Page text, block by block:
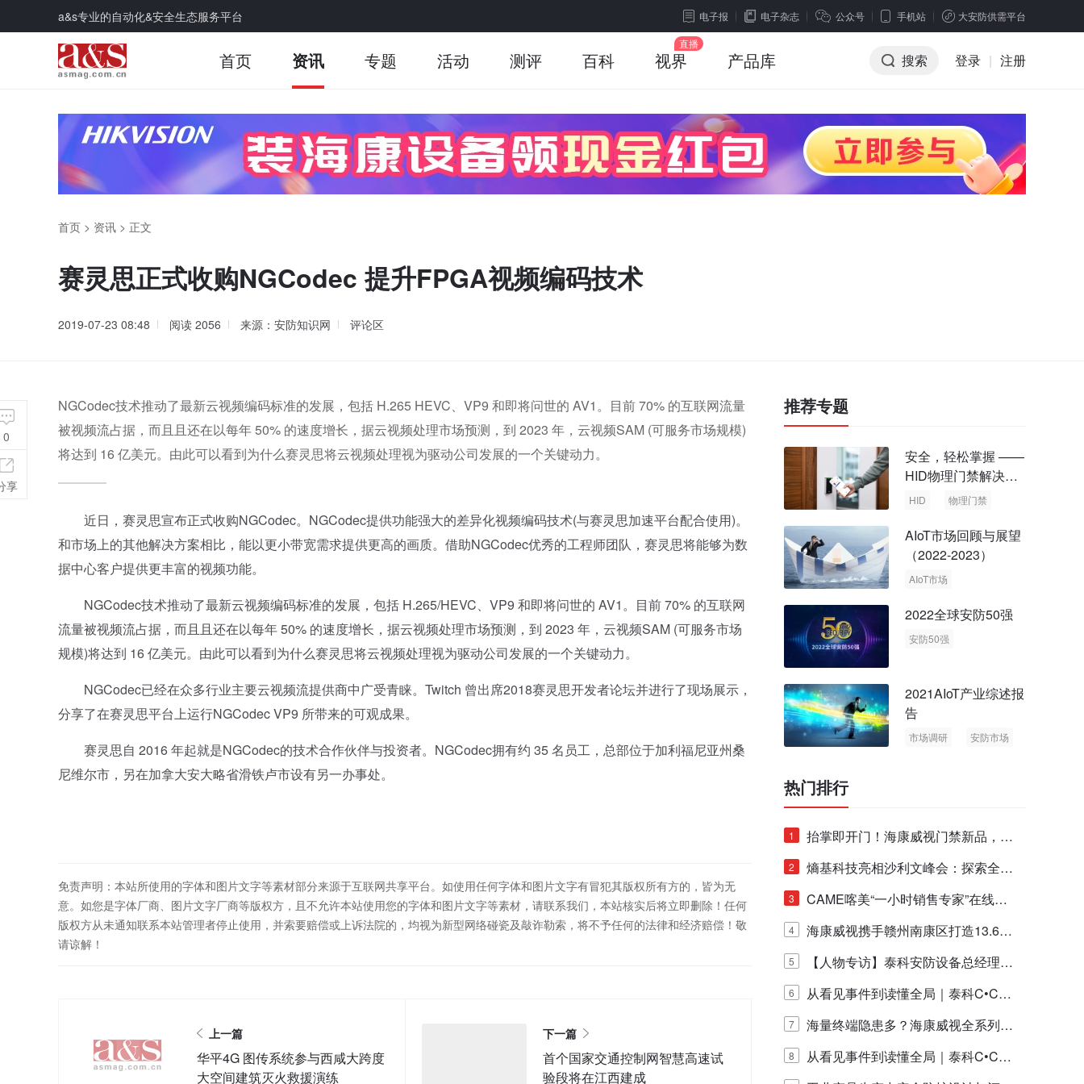
a&s专业的自动化&安全生态服务平台 电子报 电子杂志 公众号 手机站 大安防供需平台
首页 资讯 专题 活动 测评 百科 视界 产品库 搜索 登录 | 注册
首页 > 资讯 > 正文
赛灵思正式收购NGCodec 提升FPGA视频编码技术
2019-07-23 08:48 阅读 2056 来源：安防知识网 评论区
NGCodec技术推动了最新云视频编码标准的发展，包括 H.265 HEVC、VP9 和即将问世的 AV1。目前 70% 的互联网流量
被视频流占据，而且且还在以每年 50% 的速度增长，据云视频处理市场预测，到 2023 年，云视频SAM (可服务市场规模)
将达到 16 亿美元。由此可以看到为什么赛灵思将云视频处理视为驱动公司发展的一个关键动力。
近日，赛灵思宣布正式收购NGCodec。NGCodec提供功能强大的差异化视频编码技术(与赛灵思加速平台配合使用)。
和市场上的其他解决方案相比，能以更小带宽需求提供更高的画质。借助NGCodec优秀的工程师团队，赛灵思将能够为数
据中心客户提供更丰富的视频功能。
NGCodec技术推动了最新云视频编码标准的发展，包括 H.265/HEVC、VP9 和即将问世的 AV1。目前 70% 的互联网
流量被视频流占据，而且且还在以每年 50% 的速度增长，据云视频处理市场预测，到 2023 年，云视频SAM (可服务市场
规模)将达到 16 亿美元。由此可以看到为什么赛灵思将云视频处理视为驱动公司发展的一个关键动力。
NGCodec已经在众多行业主要云视频流提供商中广受青睐。Twitch 曾出席2018赛灵思开发者论坛并进行了现场展示，
分享了在赛灵思平台上运行NGCodec VP9 所带来的可观成果。
赛灵思自 2016 年起就是NGCodec的技术合作伙伴与投资者。NGCodec拥有约 35 名员工，总部位于加利福尼亚州桑
尼维尔市，另在加拿大安大略省滑铁卢市设有另一办事处。
免责声明：本站所使用的字体和图片文字等素材部分来源于互联网共享平台。如使用任何字体和图片文字有冒犯其版权所有方的，皆为无
意。如您是字体厂商、图片文字厂商等版权方，且不允许本站使用您的字体和图片文字等素材，请联系我们，本站核实后将立即删除！任何
版权方从未通知联系本站管理者停止使用，并索要赔偿或上诉法院的，均视为新型网络碰瓷及敲诈勒索，将不予任何的法律和经济赔偿！敬
请谅解！
上一篇
华平4G 图传系统参与西咸大跨度
大空间建筑灭火救援演练
下一篇
首个国家交通控制网智慧高速试
验段将在江西建成
0
享
推荐专题
安全，轻松掌握 ——
HID物理门禁解决方
案，启动智慧安全新
HID 物理门禁
AIoT市场回顾与展望
（2022-2023）
AIoT市场
2022全球安防50强
安防50强
2021AIoT产业综述报
告
市场调研
安防市场
热门排行
1
抬掌即开门！海康威视门禁新品，不
止认人脸，更认"掌"中静脉！
2
熵基科技亮相沙利文峰会：探索全栈
脑机技术商业化生态新路径
3
CAME喀美“一小时销售专家”在线赋
能培训正式启动！
4
海康威视携手赣州南康区打造13.6公
里绿波网
5
【人物专访】泰科安防设备总经理张
宁解码安防出海新范式
6
从看见事件到读懂全局｜泰科C•CUR
E IQ 3.20开启安防运营智能新时代
7
海量终端隐患多？海康威视全系列物
联安全产品，四层守护更放心！
8
从看见事件到读懂全局｜泰科C•CUR